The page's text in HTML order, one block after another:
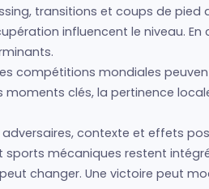
transitions et coups de
influencent le niveau.
compétitions mondiales
clés, la pertinence
contexte et effets
mécaniques restent
changer. Une victoire peut